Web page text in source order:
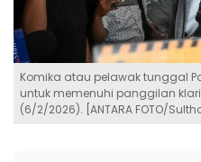
Komika atau pelawak tunggal
untuk memenuhi panggilan
(6/2/2026). [ANTARA FOTO/